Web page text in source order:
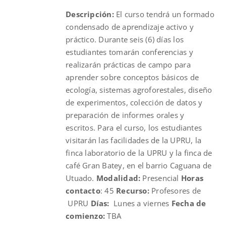
$631.00.$400.00.
Descripción:El curso tendrá un formado
condensado de aprendizaje activo y
práctico. Durante seis (6) días los
estudiantes tomarán conferencias y
realizarán prácticas de campo para
aprender sobre conceptos básicos de
ecología, sistemas agroforestales, diseño
de experimentos, colección de datos y
preparación de informes orales y
escritos. Para el curso, los estudiantes
visitarán las facilidades de la UPRU, la
finca laboratorio de la UPRU y la finca de
café Gran Batey, en el barrio Caguana de
Utuado. Modalidad: Presencial Horas
contacto: 45 Recurso: Profesores de
UPRU Días: Lunes a viernes Fecha de
comienzo: TBA